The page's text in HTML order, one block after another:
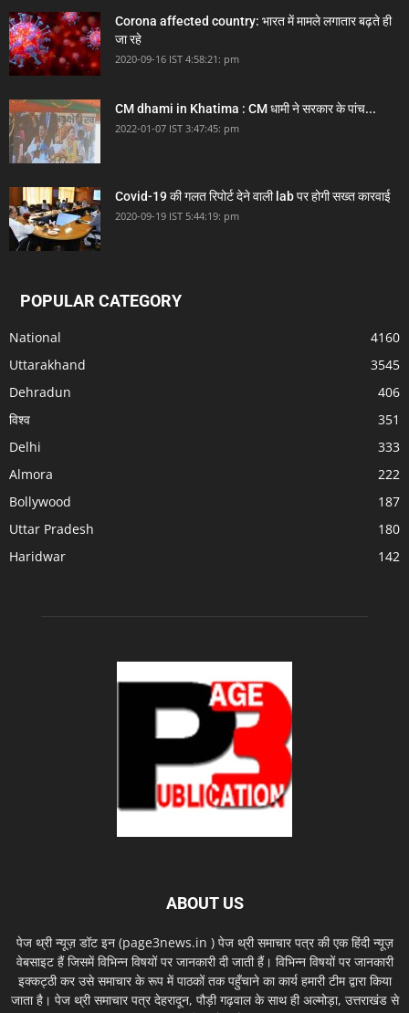
Corona affected country: भारत में मामले लगातार बढ़ते ही
जा रहे
2020-09-16 IST 4:58:21: pm
CM dhami in Khatima : CM धामी ने सरकार के पांच...
2022-01-07 IST 3:47:45: pm
Covid-19 की गलत रिपोर्ट देने वाली lab पर होगी सख्त कारवाई
2020-09-19 IST 5:44:19: pm
POPULAR CATEGORY
National
4160
Uttarakhand
3545
Dehradun
406
विश्व
351
Delhi
333
Almora
222
Bollywood
187
Uttar Pradesh
180
Haridwar
142
ABOUT US
पेज थ्री न्यूज़ डॉट इन (page3news.in ) पेज थ्री समाचार पत्र की एक हिंदी न्यूज़
वेबसाइट हैं जिसमें विभिन्न विषयों पर जानकारी दी जाती हैं। विभिन्न विषयों पर जानकारी
इक्कट्ठी कर उसे समाचार के रूप में पाठकों तक पहुँचाने का कार्य हमारी टीम द्वारा किया
जाता है। पेज थ्री समाचार पत्र देहरादून, पौड़ी गढ़वाल के साथ ही अल्मोड़ा, उत्तराखंड से